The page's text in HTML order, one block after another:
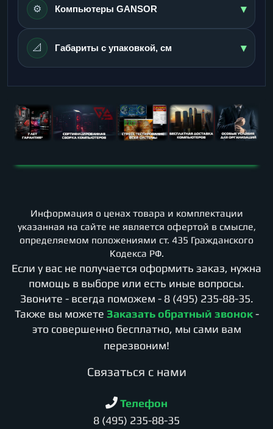
⚙️ Компьютеры GANSOR ▾
📐 Габариты с упаковкой, см ▾
Информация о ценах товара и комплектации
указанная на сайте не является офертой в смысле,
определяемом положениями ст. 435 Гражданского
Кодекса РФ.
Если у вас не получается оформить заказ, нужна
помощь в выборе или есть иные вопросы.
Звоните - всегда поможем - 8 (495) 235-88-35.
Также вы можете Заказать обратный звонок -
это совершенно бесплатно, мы сами вам
перезвоним!
Cвязаться с нами
Телефон
8 (495) 235-88-35